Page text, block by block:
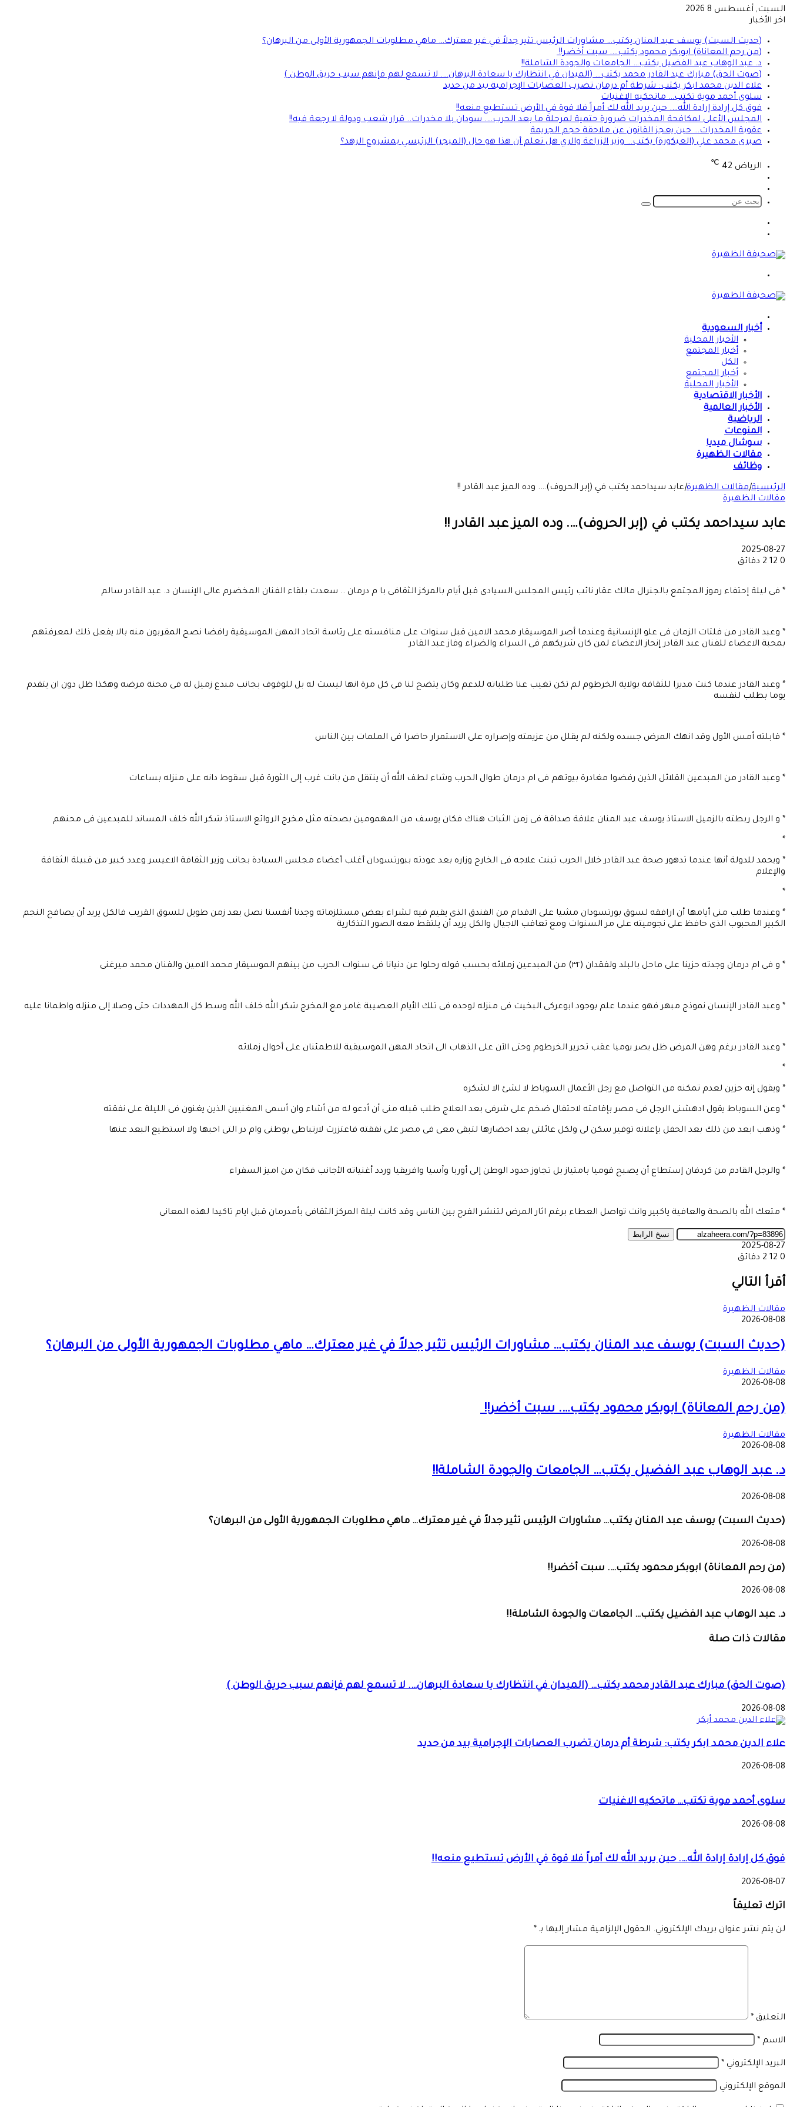
السبت, أغسطس 8 2026
اخر الأخبار
(حديث السبت) يوسف عبد المنان يكتب… مشاورات الرئيس تثير جدلاً في غير معترك… ماهي مطلوبات الجمهورية الأولى من البرهان؟
(من رحم المعاناة) ابوبكر محمود يكتب…. سبت أخضر!!
د. عبد الوهاب عبد الفضيل يكتب… الجامعات والجودة الشاملة!!
(صوت الحق) مبارك عبد القادر محمد يكتب… (الميدان في انتظارك يا سعادة البرهان…. لا تسمع لهم فإنهم سبب حريق الوطن )
علاء الدين محمد ابكر يكتب: شرطة أم درمان تضرب العصابات الإجرامية بيد من حديد
سلوى أحمد موية تكتب… ماتحكيه الاغنيات
فوق كل إرادة إرادة الله…. حين يريد الله لك أمراً فلا قوة في الأرض تستطيع منعه!!
المجلس الأعلى لمكافحة المخدرات ضرورة حتمية لمرحلة ما بعد الحرب…. سودان بلا مخدرات.. قرار شعب ودولة لا رجعة فيه!!
عقوبة المخدرات… حين يعجز القانون عن ملاحقة حجم الجريمة
صبرى محمد علي (العيكورة) يكتب… وزير الزراعة والري هل تعلم أن هذا هو حال (الميجر) الرئيسي بمشروع الرهد؟
الرياض 42
℃
المظلم
بحث
أخبار السعودية
الأخبار المحلية
أخبار المجتمع
الكل
أخبار المجتمع
الأخبار المحلية
الأخبار الاقتصادية
الأخبار العالمية
الرياضية
المنوعات
سوشال ميديا
مقالات الظهيرة
وظائف
الرئيسية|مقالات الظهيرة|عابد سيداحمد يكتب في (إبر الحروف)…. وده الميز عبد القادر !!
مقالات الظهيرة
عابد سيداحمد يكتب في (إبر الحروف)…. وده الميز عبد القادر !!
2025-08-27
0
2 دقائق
* فى ليلة إحتفاء رموز المجتمع بالجنرال مالك عقار نائب رئيس المجلس السيادى قبل أيام بالمركز الثقافى با م درمان .. سعدت بلقاء الفنان المخضرم عالى الإنسان د. عبد القادر سالم
* وعبد القادر من فلتات الزمان فى علو الإنسانية وعندما أصر الموسيقار محمد الامين قبل سنوات على منافسته على رئاسة اتحاد المهن الموسيقية رافضا نصح المقربون منه بالا يفعل ذلك لمعرفتهم
بمحبة الاعضاء للفنان عبد القادر إنحاز الاعضاء لمن كان شريكهم فى السراء والضراء وفاز عبد القادر
* وعبد القادر عندما كنت مديرا للثقافة بولاية الخرطوم لم تكن تغيب عنا طلباته للدعم وكان يتضح لنا فى كل مرة انها ليست له بل للوقوف بجانب مبدع زميل له فى محنة مرضه وهكذا ظل دون ان يتقدم
يوما بطلب لنفسه
* قابلته أمس الأول وقد انهك المرض جسده ولكنه لم يقلل من عزيمته وإصراره على الاستمرار حاضرا فى الملمات بين الناس
* وعبد القادر من المبدعين القلائل الذين رفضوا مغادرة بيوتهم فى ام درمان طوال الحرب وشاء لطف الله أن ينتقل من بانت غرب إلى الثورة قبل سقوط دانه على منزله بساعات
* و الرجل ربطته بالزميل الاستاذ يوسف عبد المنان علاقة صداقة فى زمن الثبات هناك فكان يوسف من المهمومين بصحته مثل مخرج الروائع الاستاذ شكر الله خلف المساند للمبدعين فى محنهم
*
* ويحمد للدولة أنها عندما تدهور صحة عبد القادر خلال الحرب تبنت علاجه فى الخارج وزاره بعد عودته ببورتسودان أغلب أعضاء مجلس السيادة بجانب وزير الثقافة الاعيسر وعدد كبير من قبيلة الثقافة
والإعلام
*
* وعندما طلب منى أيامها أن ارافقه لسوق بورتسودان مشيا على الاقدام من الفندق الذى يقيم فيه لشراء بعض مستلزماته وجدنا أنفسنا نصل بعد زمن طويل للسوق القريب فالكل يريد أن يصافح النجم
الكبير المحبوب الذى حافظ على نجوميته على مر السنوات ومع تعاقب الاجيال والكل يريد أن يلتقط معه الصور التذكارية
* و فى ام درمان وجدته حزينا على ماحل بالبلد ولفقدان (٣٢) من المبدعين زملائه بحسب قوله رحلوا عن دنيانا فى سنوات الحرب من بينهم الموسيقار محمد الامين والفنان محمد ميرغنى
* وعبد القادر الإنسان نموذج مبهر فهو عندما علم بوجود ابوعركى البخيت فى منزله لوحده فى تلك الأيام العصيبة غامر مع المخرج شكر الله خلف الله وسط كل المهددات حتى وصلا إلى منزله واطمانا عليه
* وعبد القادر برغم وهن المرض ظل يصر يوميا عقب تحرير الخرطوم وحتى الآن على الذهاب الى اتحاد المهن الموسيقية للاطمئنان على أحوال زملائه
*
* ويقول إنه حزين لعدم تمكنه من التواصل مع رجل الأعمال السوباط لا لشئ الا لشكره
* وعن السوباط يقول ادهشنى الرجل فى مصر بإقامته لاحتفال ضخم على شرفى بعد العلاج طلب قبله منى أن أدعو له من أشاء وان أسمى المغنيين الذين يغنون فى الليلة على نفقته
* وذهب ابعد من ذلك بعد الحفل بإعلانه توفير سكن لى ولكل عائلتى بعد احضارها لتبقى معى فى مصر على نفقته فاعتزرت لارتباطى بوطنى وام در التى احبها ولا استطيع البعد عنها
* والرجل القادم من كردفان إستطاع أن يصبح قوميا بامتياز بل تجاوز حدود الوطن إلى أوربا وآسيا وافريقيا وردد أغنياته الأجانب فكان من اميز السفراء
* متعك الله بالصحة والعافية ياكبير وانت تواصل العطاء برغم اثار المرض لتنشر الفرح بين الناس وقد كانت ليلة المركز الثقافى بأمدرمان قبل ايام تاكيدا لهذه المعانى
نسخ الرابط
2025-08-27
0
2 دقائق
عبر
البريد
أقرأ التالي
مقالات الظهيرة
2026-08-08
(حديث السبت) يوسف عبد المنان يكتب… مشاورات الرئيس تثير جدلاً في غير معترك… ماهي مطلوبات الجمهورية الأولى من البرهان؟
مقالات الظهيرة
2026-08-08
(من رحم المعاناة) ابوبكر محمود يكتب…. سبت أخضر!!
مقالات الظهيرة
2026-08-08
د. عبد الوهاب عبد الفضيل يكتب… الجامعات والجودة الشاملة!!
2026-08-08
(حديث السبت) يوسف عبد المنان يكتب… مشاورات الرئيس تثير جدلاً في غير معترك… ماهي مطلوبات الجمهورية الأولى من البرهان؟
2026-08-08
(من رحم المعاناة) ابوبكر محمود يكتب…. سبت أخضر!!
2026-08-08
د. عبد الوهاب عبد الفضيل يكتب… الجامعات والجودة الشاملة!!
مقالات ذات صلة
(صوت الحق) مبارك عبد القادر محمد يكتب… (الميدان في انتظارك يا سعادة البرهان…. لا تسمع لهم فإنهم سبب حريق الوطن )
2026-08-08
علاء الدين محمد ابكر يكتب: شرطة أم درمان تضرب العصابات الإجرامية بيد من حديد
2026-08-08
سلوى أحمد موية تكتب… ماتحكيه الاغنيات
2026-08-08
فوق كل إرادة إرادة الله…. حين يريد الله لك أمراً فلا قوة في الأرض تستطيع منعه!!
2026-08-07
اترك تعليقاً
لن يتم نشر عنوان بريدك الإلكتروني. الحقول الإلزامية مشار إليها بـ *
التعليق *
الاسم *
البريد الإلكتروني *
الموقع الإلكتروني